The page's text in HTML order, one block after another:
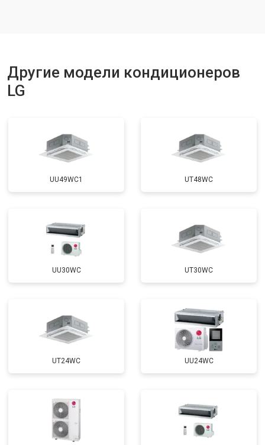
Другие модели кондиционеров
LG
UU49WC1 UT48WC
UU30WC UT30WC
UT24WC UU24WC